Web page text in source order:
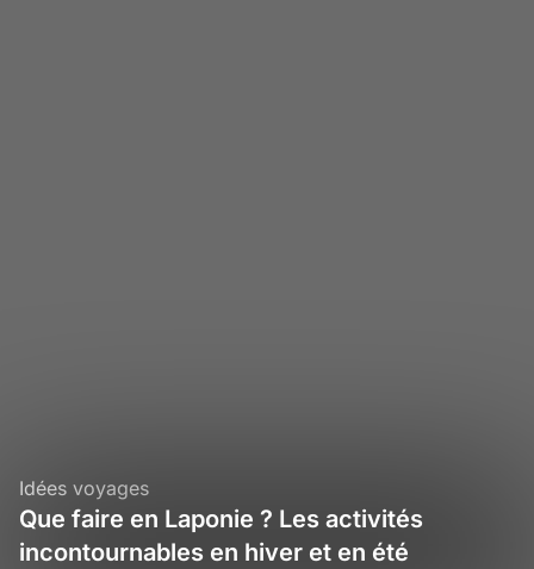
Idées voyages
Que faire en Laponie ? Les activités
incontournables en hiver et en été